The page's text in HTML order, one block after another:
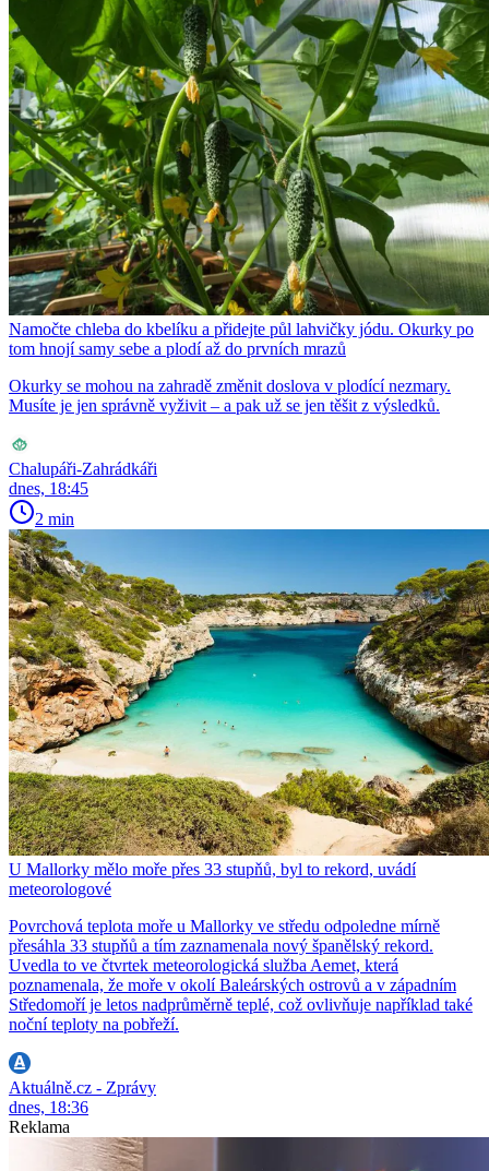
Namočte chleba do kbelíku a přidejte půl lahvičky jódu. Okurky po
tom hnojí samy sebe a plodí až do prvních mrazů
Okurky se mohou na zahradě změnit doslova v plodící nezmary.
Musíte je jen správně vyživit – a pak už se jen těšit z výsledků.
Chalupáři-Zahrádkáři
dnes, 18:45
2 min
U Mallorky mělo moře přes 33 stupňů, byl to rekord, uvádí
meteorologové
Povrchová teplota moře u Mallorky ve středu odpoledne mírně
přesáhla 33 stupňů a tím zaznamenala nový španělský rekord.
Uvedla to ve čtvrtek meteorologická služba Aemet, která
poznamenala, že moře v okolí Baleárských ostrovů a v západním
Středomoří je letos nadprůměrně teplé, což ovlivňuje například také
noční teploty na pobřeží.
Aktuálně.cz - Zprávy
dnes, 18:36
Reklama